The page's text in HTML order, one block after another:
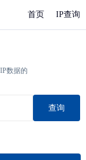
首页 IP查询
数据的
查询